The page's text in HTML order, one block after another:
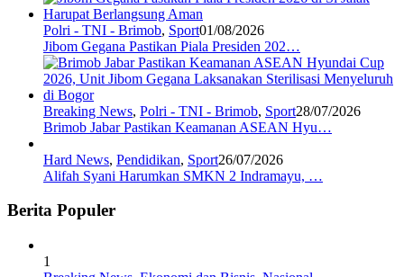
Polri - TNI - Brimob, Sport01/08/2026
Jibom Gegana Pastikan Piala Presiden 202…
Breaking News, Polri - TNI - Brimob, Sport28/07/2026
Brimob Jabar Pastikan Keamanan ASEAN Hyu…
Hard News, Pendidikan, Sport26/07/2026
Alifah Syani Harumkan SMKN 2 Indramayu, …
Berita Populer
1